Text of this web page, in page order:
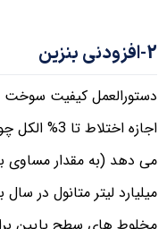
2-افزودنی بنزین
دستورالعمل کیفیت سوخت
اجازه
میلیارد لیتر متانول در